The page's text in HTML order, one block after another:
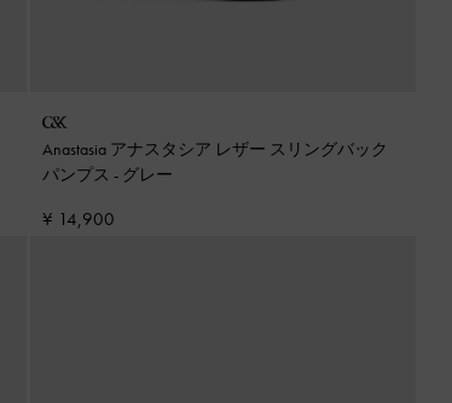
Anastasia アナスタシア レザー スリングバック
パンプス - グレー
¥ 14,900